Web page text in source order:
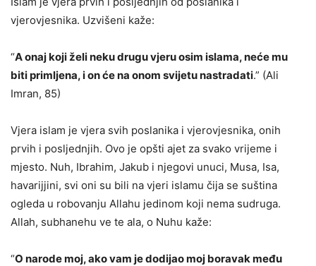
vjerovjesnika. Uzvišeni kaže:
“A onaj koji želi neku drugu vjeru osim islama, neće mu
biti primljena, i on će na onom svijetu nastradati.” (Ali
Imran, 85)
Vjera islam je vjera svih poslanika i vjerovjesnika, onih
prvih i posljednjih. Ovo je opšti ajet za svako vrijeme i
mjesto. Nuh, Ibrahim, Jakub i njegovi unuci, Musa, Isa,
havarijjini, svi oni su bili na vjeri islamu čija se suština
ogleda u robovanju Allahu jedinom koji nema sudruga.
Allah, subhanehu ve te ala, o Nuhu kaže:
“O narode moj, ako vam je dodijao moj boravak među